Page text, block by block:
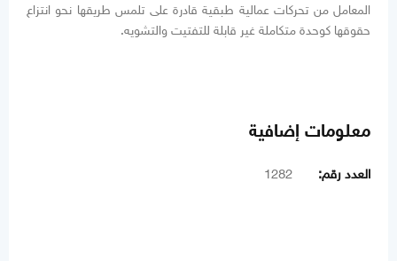
المعامل من تحركات عمالية طبقية قادرة على تلمس طريقها نحو انتزاع
حقوقها كوحدة متكاملة غير قابلة للتفتيت والتشويه.
معلومات إضافية
العدد رقم: 1282